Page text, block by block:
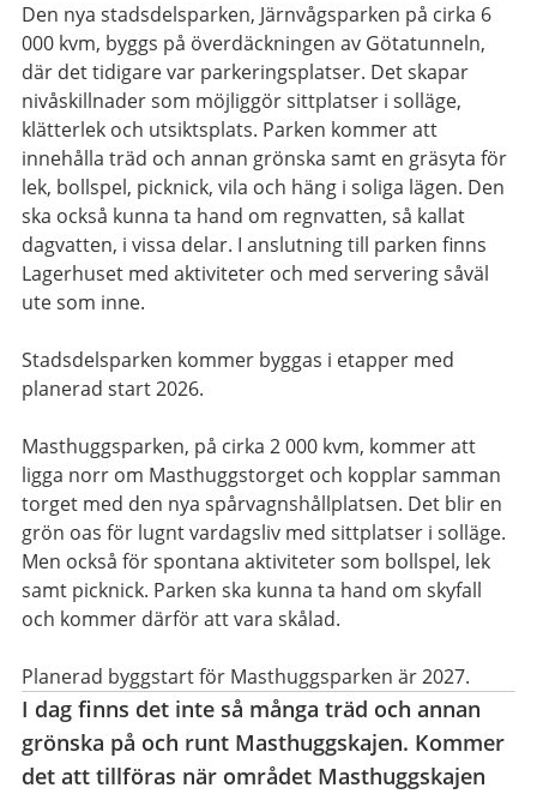
Den nya stadsdelsparken, Järnvågsparken på cirka 6
000 kvm, byggs på överdäckningen av Götatunneln,
där det tidigare var parkeringsplatser. Det skapar
nivåskillnader som möjliggör sittplatser i solläge,
klätterlek och utsiktsplats. Parken kommer att
innehålla träd och annan grönska samt en gräsyta för
lek, bollspel, picknick, vila och häng i soliga lägen. Den
ska också kunna ta hand om regnvatten, så kallat
dagvatten, i vissa delar. I anslutning till parken finns
Lagerhuset med aktiviteter och med servering såväl
ute som inne.
Stadsdelsparken kommer byggas i etapper med
planerad start 2026.
Masthuggsparken, på cirka 2 000 kvm, kommer att
ligga norr om Masthuggstorget och kopplar samman
torget med den nya spårvagnshållplatsen. Det blir en
grön oas för lugnt vardagsliv med sittplatser i solläge.
Men också för spontana aktiviteter som bollspel, lek
samt picknick. Parken ska kunna ta hand om skyfall
och kommer därför att vara skålad.
Planerad byggstart för Masthuggsparken är 2027.
I dag finns det inte så många träd och annan
grönska på och runt Masthuggskajen. Kommer
det att tillföras när området Masthuggskajen